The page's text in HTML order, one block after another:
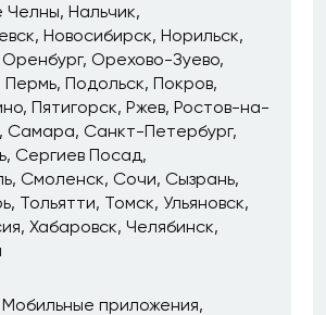
Челны Нальчик
Новосибирск Норильск
Оренбург Орехово-Зуево
Пермь Подольск Покров
Пятигорск Ржев Ростов-на-
Самара Санкт-Петербург
Сергиев Посад
Смоленск Сочи Сызрань
Тольятти Томск Ульяновск
Хабаровск Челябинск
Мобильные приложения